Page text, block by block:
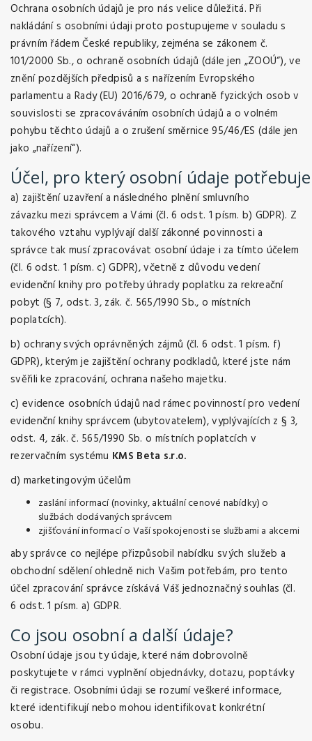
Ochrana osobních údajů je pro nás velice důležitá. Při
nakládání s osobními údaji proto postupujeme v souladu s
právním řádem České republiky, zejména se zákonem č.
101/2000 Sb., o ochraně osobních údajů (dále jen „ZOOÚ“), ve
znění pozdějších předpisů a s nařízením Evropského
parlamentu a Rady (EU) 2016/679, o ochraně fyzických osob v
souvislosti se zpracováváním osobních údajů a o volném
pohybu těchto údajů a o zrušení směrnice 95/46/ES (dále jen
jako „nařízení“).
Účel, pro který osobní údaje
a) zajištění uzavření a následného plnění smluvního
závazku mezi správcem a Vámi (čl. 6 odst. 1 písm. b) GDPR). Z
takového vztahu vyplývají další zákonné povinnosti a
správce tak musí zpracovávat osobní údaje i za tímto účelem
(čl. 6 odst. 1 písm. c) GDPR), včetně z důvodu vedení
evidenční knihy pro potřeby úhrady poplatku za rekreační
pobyt (§ 7, odst. 3, zák. č. 565/1990 Sb., o místních
poplatcích).
b) ochrany svých oprávněných zájmů (čl. 6 odst. 1 písm. f)
GDPR), kterým je zajištění ochrany podkladů, které jste nám
svěřili ke zpracování, ochrana našeho majetku.
c) evidence osobních údajů nad rámec povinností pro vedení
evidenční knihy správcem (ubytovatelem), vyplývajících z § 3,
odst. 4, zák. č. 565/1990 Sb. o místních poplatcích v
rezervačním systému KMS Beta s.r.o.
d) marketingovým účelům
zaslání informací (novinky, aktuální cenové nabídky) o
službách dodávaných správcem
zjišťování informací o Vaší spokojenosti se službami a akcemi
aby správce co nejlépe přizpůsobil nabídku svých služeb a
obchodní sdělení ohledně nich Vašim potřebám, pro tento
účel zpracování správce získává Váš jednoznačný souhlas (čl.
6 odst. 1 písm. a) GDPR.
Co jsou osobní a další údaje?
Osobní údaje jsou ty údaje, které nám dobrovolně
poskytujete v rámci vyplnění objednávky, dotazu, poptávky
či registrace. Osobními údaji se rozumí veškeré informace,
které identifikují nebo mohou identifikovat konkrétní
osobu.